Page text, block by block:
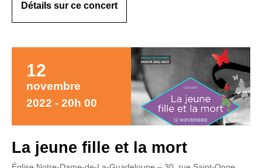
Détails sur ce concert
12
novembre
2022 - 20h 00
La jeune fille et la mort